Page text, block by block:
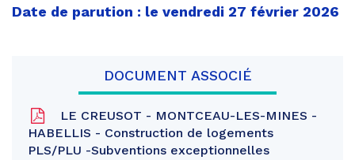
Date de parution : le vendredi 27 février 2026
DOCUMENT ASSOCIÉ
LE CREUSOT - MONTCEAU-LES-MINES -
HABELLIS - Construction de logements
PLS/PLU -Subventions exceptionnelles